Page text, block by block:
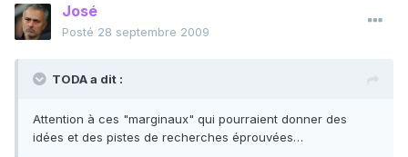
José
Posté 28 septembre 2009
TODA a dit :
Attention à ces "marginaux" qui pourraient donner des
idées et des pistes de recherches éprouvées…